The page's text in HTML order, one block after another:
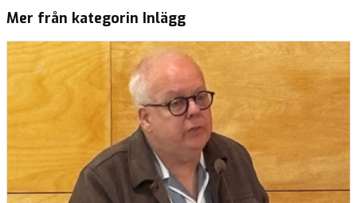
Mer från kategorin Inlägg